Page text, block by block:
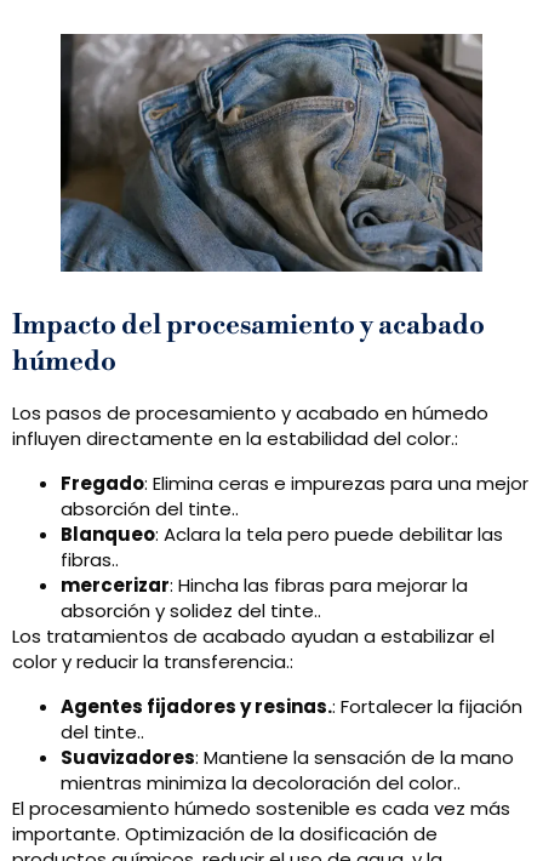
Impacto del procesamiento y acabado
húmedo
Los pasos de procesamiento y acabado en húmedo
influyen directamente en la estabilidad del color.:
Fregado: Elimina ceras e impurezas para una mejor
absorción del tinte..
Blanqueo: Aclara la tela pero puede debilitar las
fibras..
mercerizar: Hincha las fibras para mejorar la
absorción y solidez del tinte..
Los tratamientos de acabado ayudan a estabilizar el
color y reducir la transferencia.:
Agentes fijadores y resinas.: Fortalecer la fijación
del tinte..
Suavizadores: Mantiene la sensación de la mano
mientras minimiza la decoloración del color..
El procesamiento húmedo sostenible es cada vez más
importante. Optimización de la dosificación de